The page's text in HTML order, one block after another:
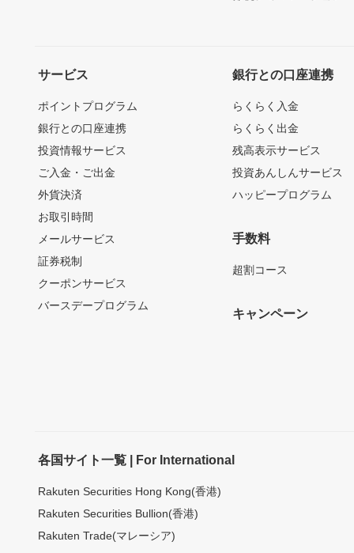
サービス
ポイントプログラム
銀行との口座連携
投資情報サービス
ご入金・ご出金
外貨決済
お取引時間
メールサービス
証券税制
クーポンサービス
バースデープログラム
銀行との口座連携
らくらく入金
らくらく出金
残高表示サービス
投資あんしんサービス
ハッピープログラム
手数料
超割コース
キャンペーン
各国サイト一覧 | For International
Rakuten Securities Hong Kong(香港)
Rakuten Securities Bullion(香港)
Rakuten Trade(マレーシア)